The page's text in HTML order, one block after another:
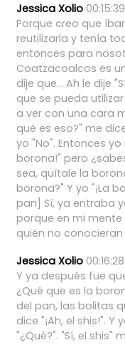
Jessica Xolio 00:15:39
Porque creo que
reutilizarla y tenía
entonces para
Coatzacoalcos es
dije que... Ah le dije
que se pueda utilizar
a ver con una cara
qué es eso?" me
yo "No". Entonces yo
borona!" pero
sea, quítale la
borona?" Y yo "¡La
pan] Sí, ya entraba
porque en mi mente
quién no conocieran
Jessica Xolio 00:16:28
Y ya después fue
¿Qué que es la
del pan, las bolitas
dice "¡Ah, el shis!". Y
"¿Qué?". "Sí, el shis"